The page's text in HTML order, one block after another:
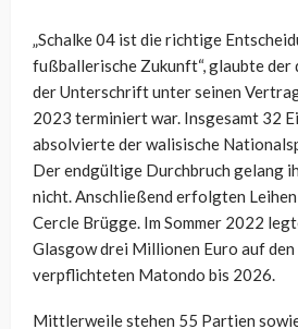
„Schalke 04 ist die richtige
fußballerische Zukunft“, glaubte der
der Unterschrift unter seinen
2023 terminiert war. Insgesamt 32
absolvierte der walisische
Der endgültige Durchbruch gelang
nicht. Anschließend erfolgten
Cercle Brügge. Im Sommer 2022
Glasgow drei Millionen Euro auf den
verpflichteten Matondo bis 2026.
Mittlerweile stehen 55 Partien